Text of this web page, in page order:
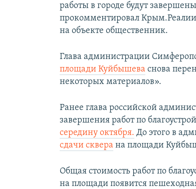
работы в городе будут
прокомментировал
на объекте общественник.
Глава администрации
площади Куйбышева снова
некоторых материалов».
Ранее глава российской
завершения работ по
середину октября. До этого в
сдачи сквера на площади
Общая стоимость работ по
на площади появится